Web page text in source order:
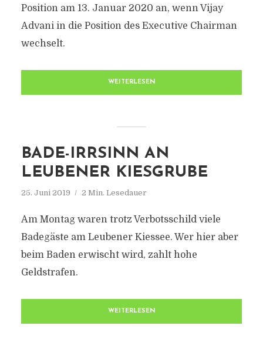
Position am 13. Januar 2020 an, wenn Vijay
Advani in die Position des Executive Chairman
wechselt.
WEITERLESEN
BADE-IRRSINN AN
LEUBENER KIESGRUBE
25. Juni 2019 2 Min. Lesedauer
Am Montag waren trotz Verbotsschild viele
Badegäste am Leubener Kiessee. Wer hier aber
beim Baden erwischt wird, zahlt hohe
Geldstrafen.
WEITERLESEN